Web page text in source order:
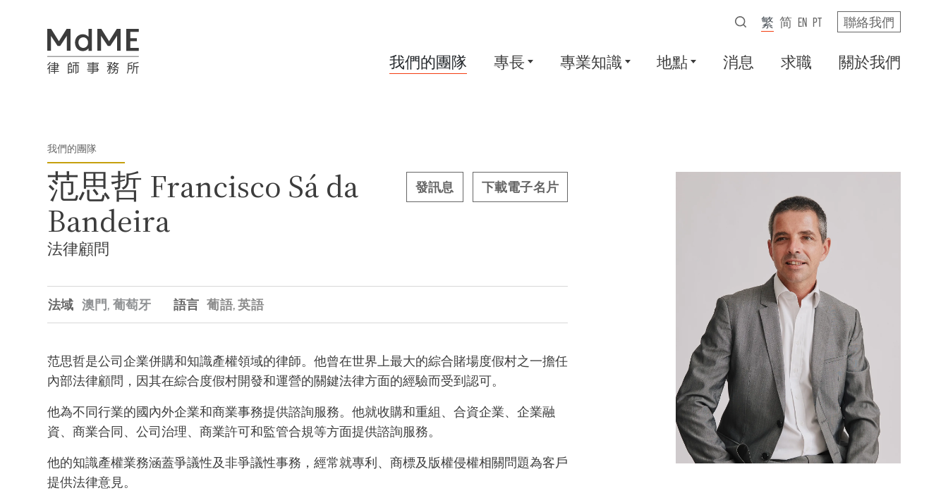
我們的團隊 專長 專業知識 地點 消息 求職 關於我們
繁 简 EN PT 聯絡我們
我們的團隊
范思哲 Francisco Sá da
Bandeira
法律顧問
發訊息 下載電子名片
法域 澳門, 葡萄牙 語言 葡語 英語
范思哲是公司企業併購和知識產權領域的律師。他曾在世界上最大的綜合賭場度假村之一擔任
內部法律顧問，因其在綜合度假村開發和運營的關鍵法律方面的經驗而受到認可。
他為不同行業的國內外企業和商業事務提供諮詢服務。他就收購和重組、合資企業、企業融
資、商業合同、公司治理、商業許可和監管合規等方面提供諮詢服務。
他的知識產權業務涵蓋爭議性及非爭議性事務，經常就專利、商標及版權侵權相關問題為客戶
提供法律意見。